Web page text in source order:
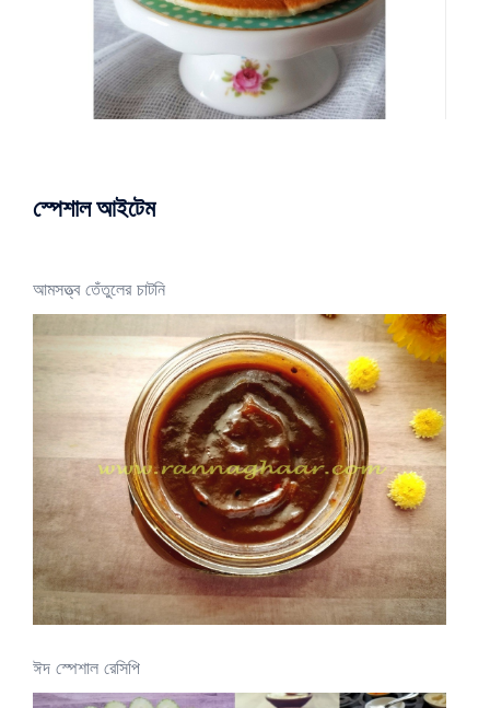
স্পেশাল আইটেম
আমসত্ত্ব তেঁতুলের চাটনি
ঈদ স্পেশাল রেসিপি